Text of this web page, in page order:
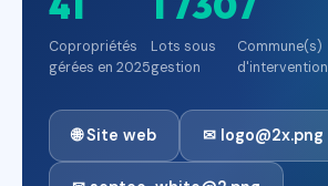
Copropriétés
gérées en 2025
Lots sous
gestion
Commune(s)
d'intervention
🌐 Site web ✉ logo@2x.png